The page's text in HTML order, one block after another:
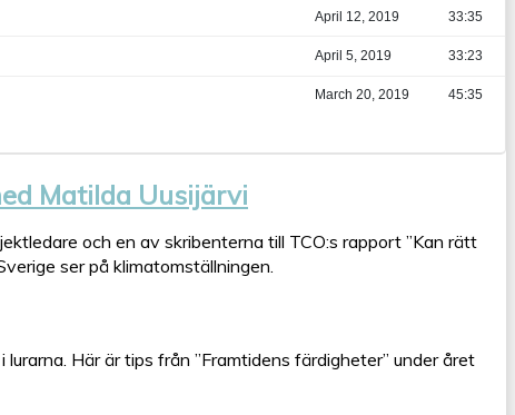
Matilda Uusijärvi
och en av skribenterna till TCO:s rapport ”Kan rätt
ser på klimatomställningen.
Här är tips från ”Framtidens färdigheter” under året